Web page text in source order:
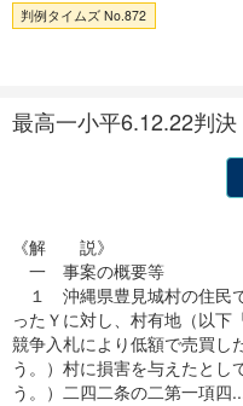
判例タイムズ No.872
最高一小平6.12.22判決
《解 説》
一 事案の概要等
１ 沖縄県豊見城村の住民
ったＹに対し、村有地（以下
競争入札により低額で売買し
う。）村に損害を与えたとし
う。）二四二条の二第一項四